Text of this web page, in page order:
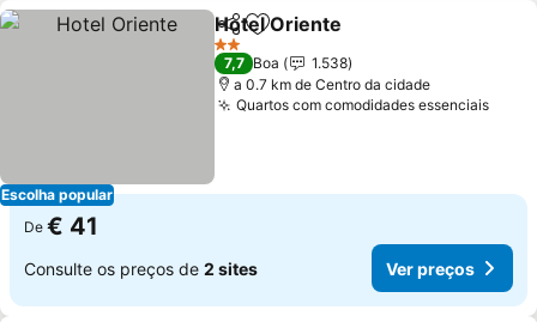
Escolha popular
PartilharAdicionar aos favoritos
Hotel Oriente
2 Estrelas
7,7 Boa
1.538
a 0.7 km de Centro da cidade
Quartos com comodidades essenciaisVer
De € 41
Consulte os preços de 2 sites Ver preços